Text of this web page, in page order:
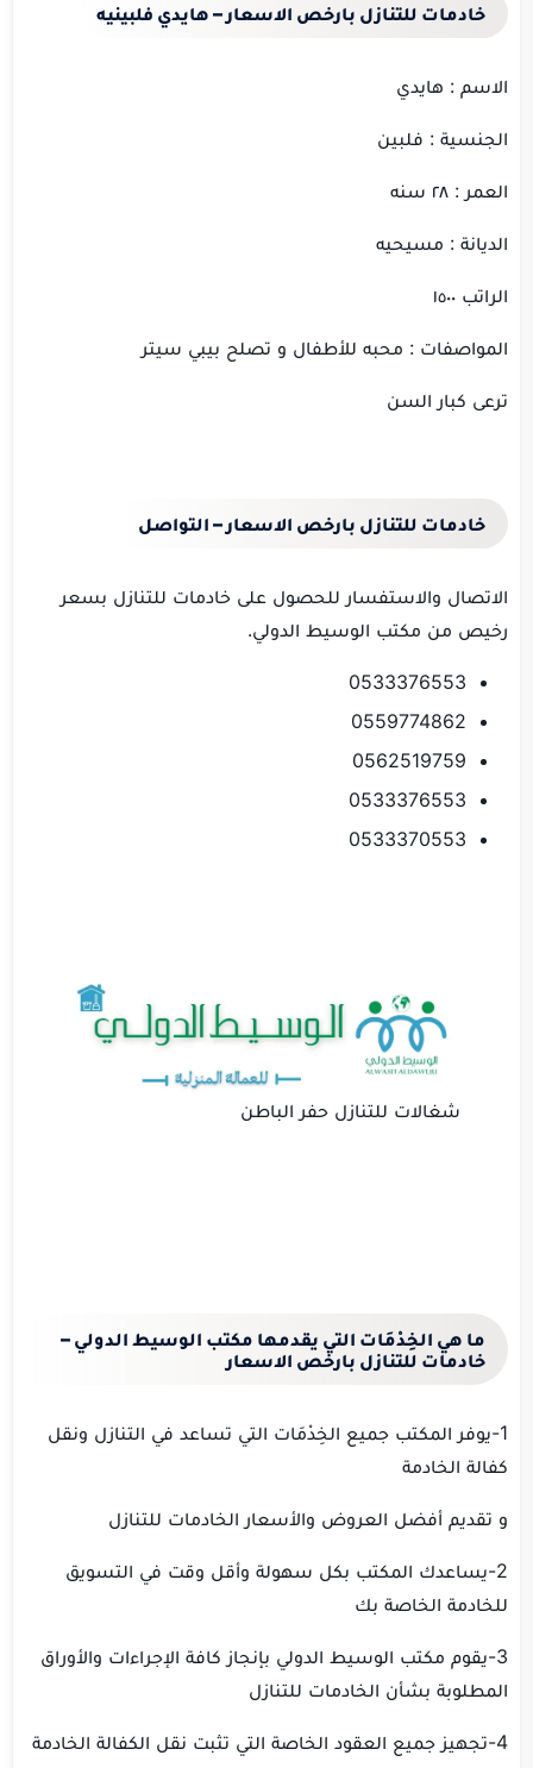
خادمات للتنازل بارخص الاسعار – هايدي فلبينيه
الاسم : هايدي
الجنسية : فلبين
العمر : ٢٨ سنه
الديانة : مسيحيه
الراتب ١٥٠٠
المواصفات : محبه للأطفال و تصلح بيبي سيتر
ترعى كبار السن
خادمات للتنازل بارخص الاسعار – التواصل
الاتصال والاستفسار للحصول على خادمات للتنازل بسعر
رخيص من مكتب الوسيط الدولي.
0533376553
0559774862
0562519759
0533376553
0533370553
شغالات للتنازل حفر الباطن
ما هي الخِدْمَات التي يقدمها مكتب الوسيط الدولي –
خادمات للتنازل بارخص الاسعار
‏1-يوفر المكتب جميع الخِدْمَات التي تساعد في التنازل ونقل
كفالة الخادمة
‏و تقديم أفضل العروض والأسعار الخادمات للتنازل
‏2-يساعدك المكتب بكل سهولة وأقل وقت في التسويق
للخادمة الخاصة بك
‏3-يقوم مكتب الوسيط الدولي بإنجاز كافة الإجراءات والأوراق
المطلوبة بشأن الخادمات للتنازل